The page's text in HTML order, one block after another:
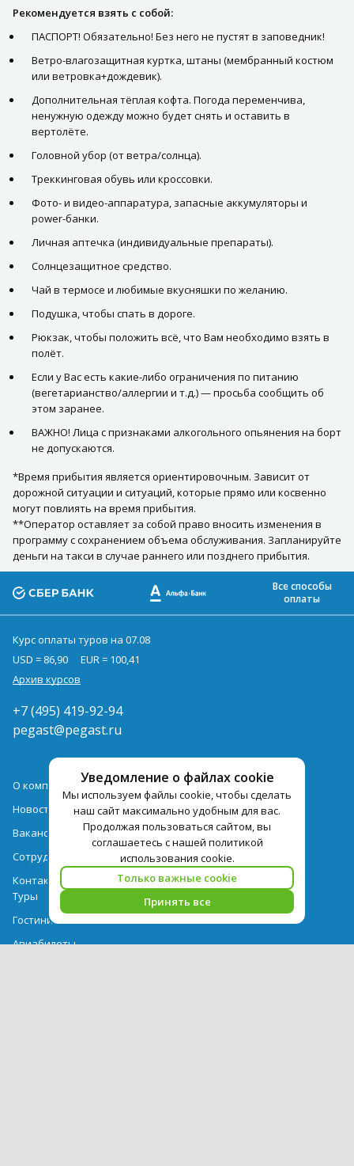
Рекомендуется взять с собой:
ПАСПОРТ! Обязательно! Без него не пустят в заповедник!
Ветро-влагозащитная куртка, штаны (мембранный костюм
или ветровка+дождевик).
Дополнительная тёплая кофта. Погода переменчива,
ненужную одежду можно будет снять и оставить в
вертолёте.
Головной убор (от ветра/солнца).
Треккинговая обувь или кроссовки.
Фото- и видео-аппаратура, запасные аккумуляторы и
power-банки.
Личная аптечка (индивидуальные препараты).
Солнцезащитное средство.
Чай в термосе и любимые вкусняшки по желанию.
Подушка, чтобы спать в дороге.
Рюкзак, чтобы положить всё, что Вам необходимо взять в
полёт.
Если у Вас есть какие-либо ограничения по питанию
(вегетарианство/аллергии и т.д.) — просьба сообщить об
этом заранее.
ВАЖНО! Лица с признаками алкогольного опьянения на борт
не допускаются.
*Время прибытия является ориентировочным. Зависит от
дорожной ситуации и ситуаций, которые прямо или косвенно
могут повлиять на время прибытия.
**Оператор оставляет за собой право вносить изменения в
программу с сохранением объема обслуживания. Запланируйте
деньги на такси в случае раннего или позднего прибытия.
Уведомление о файлах cookie
Мы используем файлы cookie, чтобы сделать
наш сайт максимально удобным для вас.
Продолжая пользоваться сайтом, вы
соглашаетесь с нашей политикой
использования cookie.
Только важные cookie
Принять все
Все способы
оплаты
Курс оплаты туров на 07.08
USD = 86,90
EUR = 100,41
Архив курсов
+7 (495) 419-92-94
pegast@pegast.ru
О компании
Новости
Вакансии
Сотрудничество
Контактная информация
Туры
Гостиницы
Авиабилеты